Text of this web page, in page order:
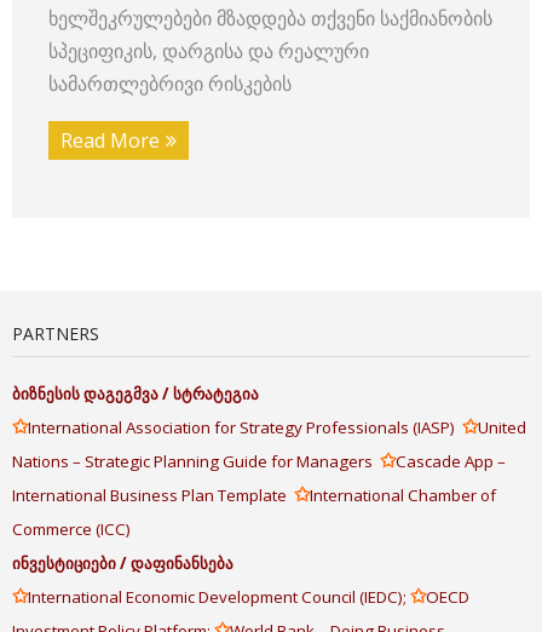
ხელშეკრულებები მზადდება თქვენი საქმიანობის
სპეციფიკის, დარგისა და რეალური
სამართლებრივი რისკების
Read More
PARTNERS
ბიზნესისდაგეგმვა/სტრატეგია
✩International Association for Strategy Professionals (IASP) ✩United
Nations – Strategic Planning Guide for Managers ✩Cascade App –
International Business Plan Template ✩International Chamber of
Commerce (ICC)
ინვესტიციები/დაფინანსება
✩International Economic Development Council (IEDC); ✩OECD